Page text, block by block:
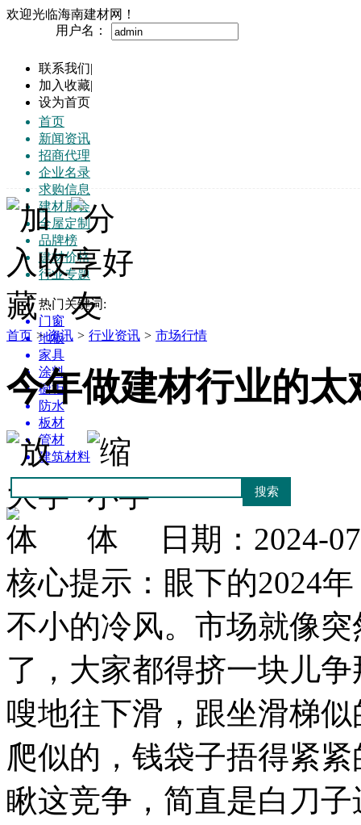
欢迎光临海南建材网！
用户名：
联系我们|
加入收藏|
设为首页
首页
新闻资讯
招商代理
企业名录
求购信息
建材展会
全屋定制
品牌榜
建材价格
行业专题
热门关键词:
门窗
地板
家具
涂料
橱柜
防水
板材
管材
建筑材料
首页 > 资讯 > 行业资讯 > 市场行情
今年做建材行业的太
日期：2024-
核心提示：眼下的2024
不小的冷风。市场就像
了，大家都得挤一块儿
嗖地往下滑，跟坐滑梯
爬似的，钱袋子捂得紧
瞅这竞争，简直是白刀